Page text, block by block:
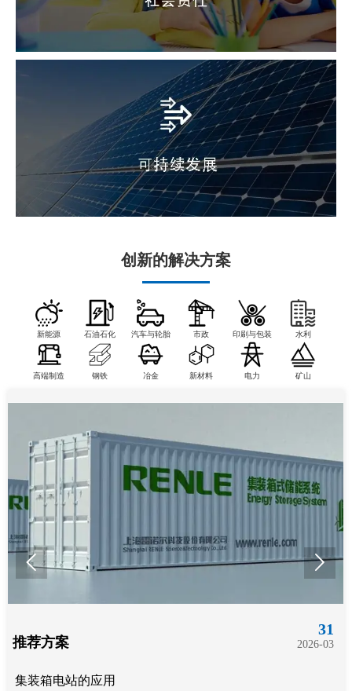
创新的解决方案
新能源 石油石化 汽车与轮胎 市政 印刷与包装 水利
高端制造 钢铁 冶金 新材料 电力 矿山
荐方案
31
2026-03
集装箱电站的应用
 